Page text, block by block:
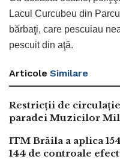
Lacul Curcubeu din
bărbaţi, care pescuiau
pescuit din aţă.
Articole Similare
Restricții de
paradei Muzicilor
ITM Brăila a aplica
144 de controale